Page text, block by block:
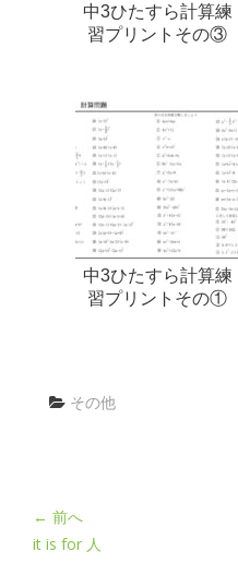
中3ひたすら計算練
習プリントその③
中3ひたすら計算練
習プリントその①
その他
← 前へ
it is for 人